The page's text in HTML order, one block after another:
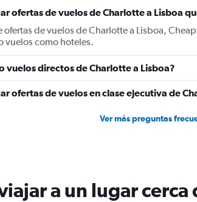
ofertas de vuelos de Charlotte a Lisboa
ofertas de vuelos de Charlotte a Lisboa,
vuelos como hoteles.
vuelos directos de Charlotte a Lisboa?
ofertas de vuelos en clase ejecutiva de
Ver más preguntas
a un lugar cerca